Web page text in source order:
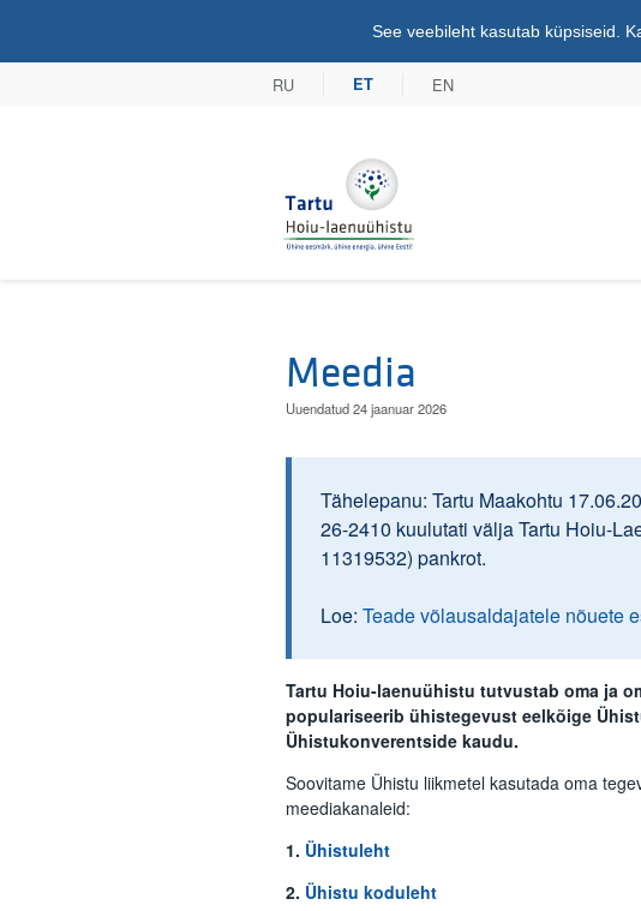
See veebileht kasutab küpsiseid.
RU ET EN
Tartu Hoiu-
Meedia
Uuendatud 24 jaanuar 2026
Tähelepanu: Tartu Maakohtu
26-2410 kuulutati välja Tartu Hoiu-
11319532) pankrot.
Loe: Teade võlausaldajatele nõuete
Tartu Hoiu-laenuühistu tutvustab oma ja
populariseerib ühistegevust eelkõige
Ühistukonverentside kaudu.
Soovitame Ühistu liikmetel kasutada oma
meediakanaleid:
1. Ühistuleht
2. Ühistu koduleht